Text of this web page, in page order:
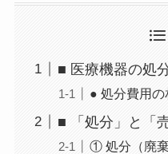
■ 医療機器の処
● 処分費用の
■ 「処分」と「
① 処分（廃棄